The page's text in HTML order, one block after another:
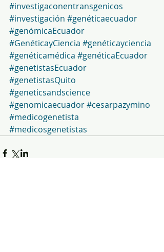
#investigaconentransgenicos
#investigación #genéticaecuador
#genómicaEcuador
#GenéticayCiencia #genéticayciencia
#genéticamédica #genéticaEcuador
#genetistasEcuador
#genetistasQuito
#geneticsandscience
#genomicaecuador#cesarpazymino
#medicogenetista
#medicosgenetistas